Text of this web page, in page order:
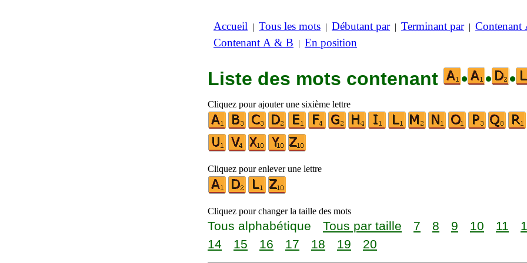
Accueil | Tous les mots | Débutant par| Terminant par| Contenant
Contenant A & B | En position
Liste des mots contenant • • •
Cliquez pour ajouter une sixième lettre
Cliquez pour enlever une lettre
Cliquez pour changer la taille des mots
Tous alphabétique Tous par taille 7 8 9 10 11
14
15 16 17 18 19 20